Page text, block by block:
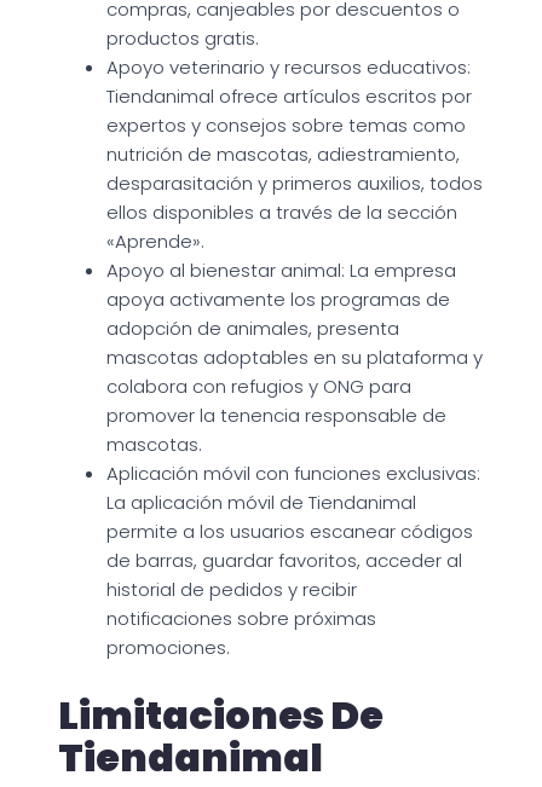
compras, canjeables por descuentos o
productos gratis.
Apoyo veterinario y recursos educativos:
Tiendanimal ofrece artículos escritos por
expertos y consejos sobre temas como
nutrición de mascotas, adiestramiento,
desparasitación y primeros auxilios, todos
ellos disponibles a través de la sección
«Aprende».
Apoyo al bienestar animal: La empresa
apoya activamente los programas de
adopción de animales, presenta
mascotas adoptables en su plataforma y
colabora con refugios y ONG para
promover la tenencia responsable de
mascotas.
Aplicación móvil con funciones exclusivas:
La aplicación móvil de Tiendanimal
permite a los usuarios escanear códigos
de barras, guardar favoritos, acceder al
historial de pedidos y recibir
notificaciones sobre próximas
promociones.
Limitaciones De
Tiendanimal